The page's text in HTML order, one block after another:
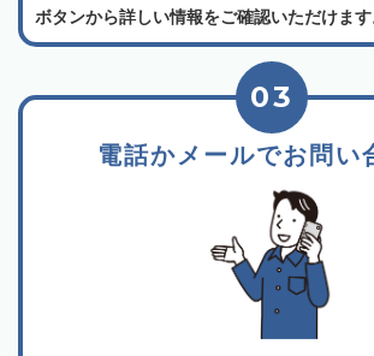
ボタンから詳しい情報をご確認いただけます
電話かメールでお問い
03